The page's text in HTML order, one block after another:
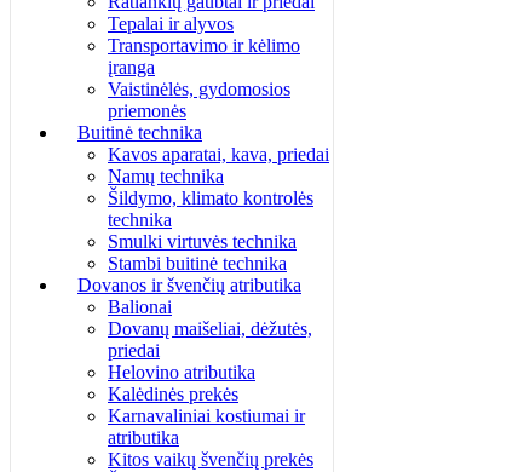
Tepalai ir alyvos
Transportavimo ir kėlimo
įranga
Vaistinėlės, gydomosios
priemonės
Buitinė technika
Kavos aparatai, kava, priedai
Namų technika
Šildymo, klimato kontrolės
technika
Smulki virtuvės technika
Stambi buitinė technika
Dovanos ir švenčių atributika
Balionai
Dovanų maišeliai, dėžutės,
priedai
Helovino atributika
Kalėdinės prekės
Karnavaliniai kostiumai ir
atributika
Kitos vaikų švenčių prekės